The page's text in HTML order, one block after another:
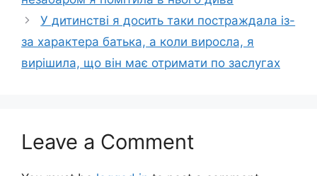
У дитинстві я досить таки постраждала із-
за характера батька, а коли виросла, я
вирішила, що він має отримати по заслугах
Leave a Comment